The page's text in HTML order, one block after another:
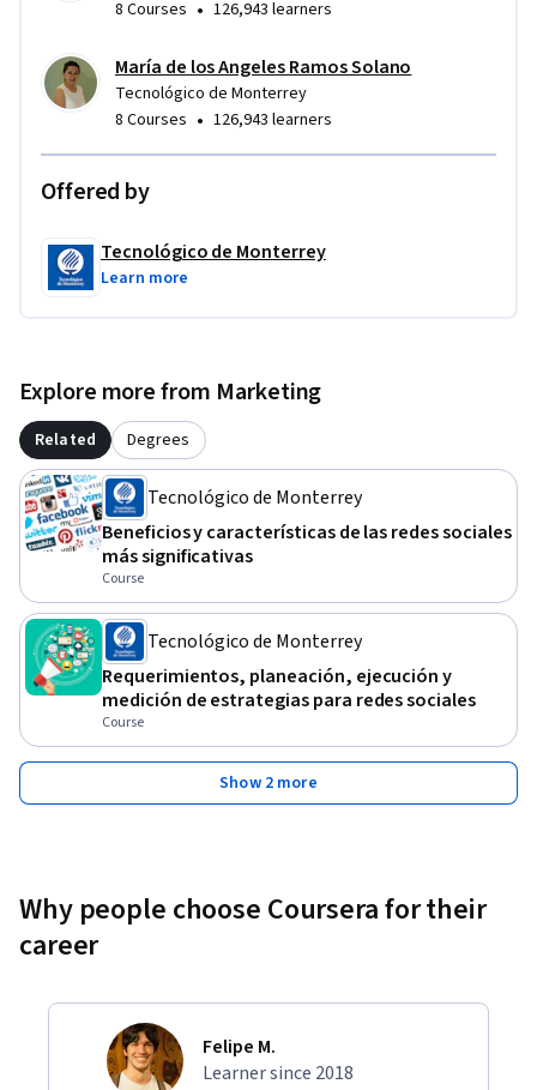
8 Courses • 126,943 learners
María de los Angeles Ramos Solano
Tecnológico de Monterrey
8 Courses • 126,943 learners
Offered by
Tecnológico de Monterrey
Learn more
Explore more from Marketing
Related Degrees
Tecnológico de Monterrey
Beneficios y características de las redes sociales
más significativas
Course
Tecnológico de Monterrey
Requerimientos, planeación, ejecución y
medición de estrategias para redes sociales
Course
Show 2 more
Why people choose Coursera for their
career
Felipe M.
Learner since 2018